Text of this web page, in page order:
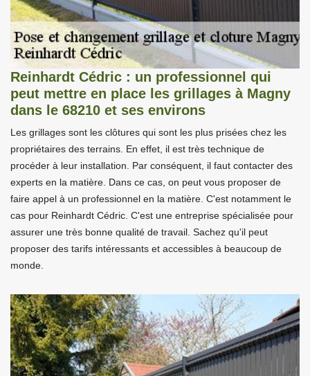
Reinhardt Cédric : un professionnel qui
peut mettre en place les grillages à Magny
dans le 68210 et ses environs
Les grillages sont les clôtures qui sont les plus prisées chez les
propriétaires des terrains. En effet, il est très technique de
procéder à leur installation. Par conséquent, il faut contacter des
experts en la matière. Dans ce cas, on peut vous proposer de
faire appel à un professionnel en la matière. C'est notamment le
cas pour Reinhardt Cédric. C'est une entreprise spécialisée pour
assurer une très bonne qualité de travail. Sachez qu'il peut
proposer des tarifs intéressants et accessibles à beaucoup de
monde.